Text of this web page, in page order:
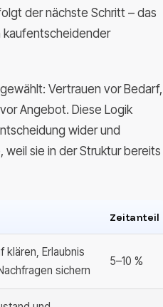
der nächste Schritt – das
kaufentscheidender
Vertrauen vor Bedarf,
Angebot. Diese Logik
wider und
weil sie in der Struktur bereits
Zeitanteil
klären, Erlaubnis
sichern
5–10 %